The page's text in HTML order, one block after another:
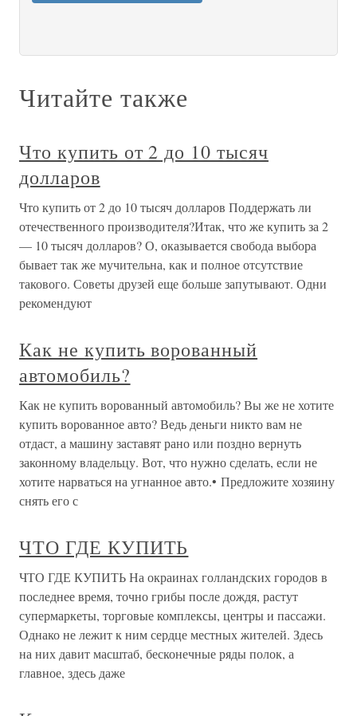
Читайте также
Что купить от 2 до 10 тысяч
долларов
Что купить от 2 до 10 тысяч долларов Поддержать ли
отечественного производителя?Итак, что же купить за 2
— 10 тысяч долларов? О, оказывается свобода выбора
бывает так же мучительна, как и полное отсутствие
такового. Советы друзей еще больше запутывают. Одни
рекомендуют
Как не купить ворованный
автомобиль?
Как не купить ворованный автомобиль? Вы же не хотите
купить ворованное авто? Ведь деньги никто вам не
отдаст, а машину заставят рано или поздно вернуть
законному владельцу. Вот, что нужно сделать, если не
хотите нарваться на угнанное авто.• Предложите хозяину
снять его с
ЧТО ГДЕ КУПИТЬ
ЧТО ГДЕ КУПИТЬ На окраинах голландских городов в
последнее время, точно грибы после дождя, растут
супермаркеты, торговые комплексы, центры и пассажи.
Однако не лежит к ним сердце местных жителей. Здесь
на них давит масштаб, бесконечные ряды полок, а
главное, здесь даже